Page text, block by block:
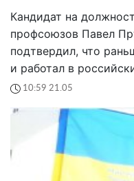
Кандидат на
профсоюзов Павел
подтвердил, что
и работал в
10:59 21.05